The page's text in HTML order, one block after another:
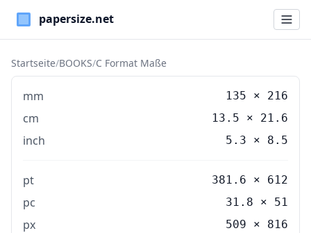
Paper Sizes
Startseite/BOOKS/C Format Maße
mm 135 × 216
cm 13.5 × 21.6
inch 5.3 × 8.5
pt 381.6 × 612
pc 31.8 × 51
px 509 × 816